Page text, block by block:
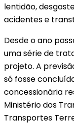
lentidão,
acidentes e
Desde o ano
uma série de
projeto. A
só fosse
concessionária
Ministério dos
Transportes